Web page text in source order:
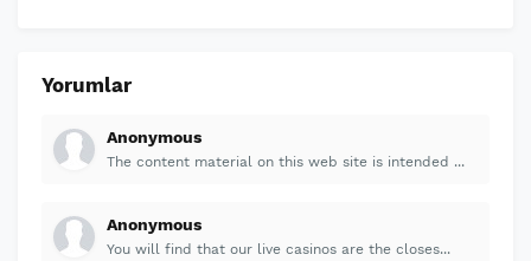
Yorumlar
Anonymous
The content material on this web site is intended ...
Anonymous
You will find that our live casinos are the closes...